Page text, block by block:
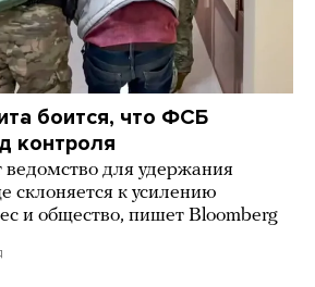
боится, что ФСБ
контроля
ведомство для удержания
склоняется к усилению
и общество, пишет Bloomberg